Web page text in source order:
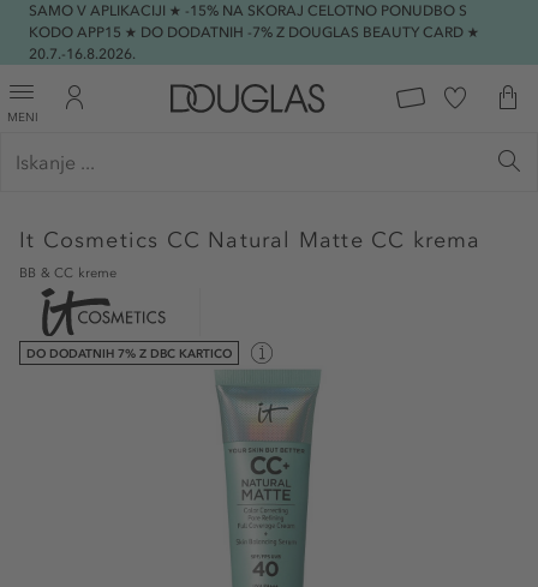
SAMO V APLIKACIJI ★ -15% NA SKORAJ CELOTNO PONUDBO S
KODO APP15 ★ DO DODATNIH -7% Z DOUGLAS BEAUTY CARD ★
20.7.-16.8.2026.
MENI
It Cosmetics CC Natural Matte CC krema
BB & CC kreme
DO DODATNIH 7% Z DBC KARTICO